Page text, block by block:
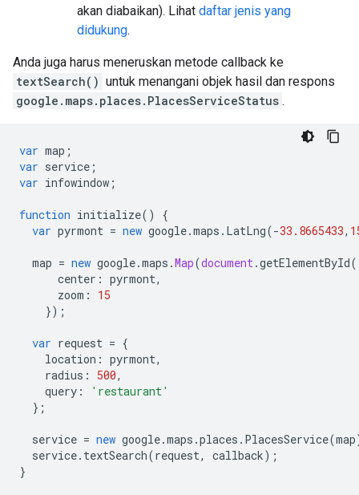
akan diabaikan). Lihat daftar jenis yang
didukung.
Anda juga harus meneruskan metode callback ke
textSearch() untuk menangani objek hasil dan respons
google.maps.places.PlacesServiceStatus .
var map ;
var service ;
var infowindow ;
function initialize()
{
var pyrmont = new google.maps . LatLng(-33.8665433,
map = new google.maps .Map(document.getElementById(
center : pyrmont,
zoom :
15
});
var request = {
location : pyrmont,
radius : 500,
query :
'restaurant'
};
service = new google.maps .places . PlacesService(map
service. textSearch(request, callback);
}